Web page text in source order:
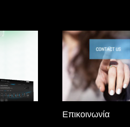
Επικοινωνία